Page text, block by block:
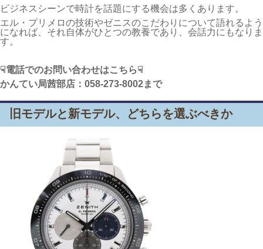
ビジネスシーンで時計を話題にする機会は多くあります。
エル・プリメロの技術やゼニスのこだわりについて語れるよう
になれば、それ自体がひとつの教養であり、会話力にもなりま
す。
☟電話でのお問い合わせはこちら☟
かんてい局茜部店：058-273-8002まで
旧モデルと新モデル、どちらを選ぶべきか